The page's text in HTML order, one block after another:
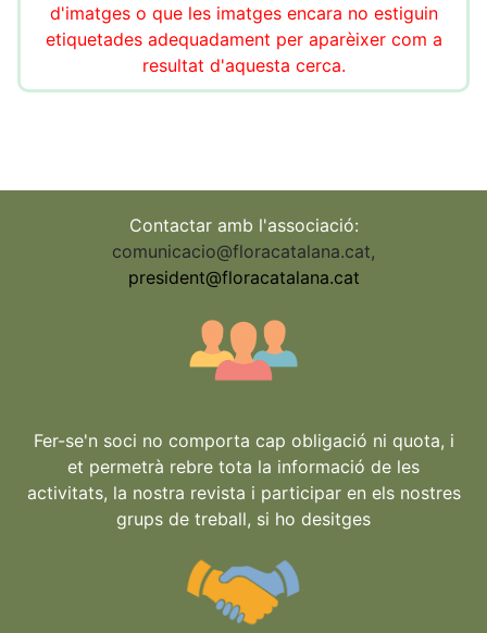
d'imatges o que les imatges encara no estiguin
etiquetades adequadament per aparèixer com a
resultat d'aquesta cerca.
Contactar amb l'associació:
comunicacio@floracatalana.cat,
president@floracatalana.cat
Fer-se'n soci no comporta cap obligació ni quota, i
et permetrà rebre tota la informació de les
activitats, la nostra revista i participar en els nostres
grups de treball, si ho desitges